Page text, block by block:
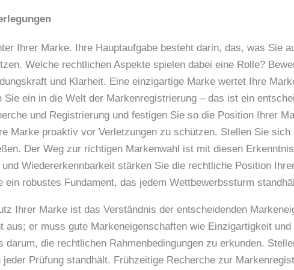
Ihrer Marke. Ihre Hauptaufgabe besteht darin, das, was Sie
Welche rechtlichen Aspekte spielen dabei eine Rolle?
und Klarheit. Eine einzigartige Marke wertet Ihre
Sie ein in die Welt der Markenregistrierung – das ist ein
und Registrierung und festigen Sie so die Position Ihrer
Marke proaktiv vor Verletzungen zu schützen. Stellen Sie
Der Weg zur richtigen Markenwahl ist mit diesen
Wiedererkennbarkeit stärken Sie die rechtliche Position
robustes Fundament, das jedem Wettbewerbssturm
Ihrer Marke ist das Verständnis der entscheidenden
aus; er muss gute Markeneigenschaften wie Einzigartigkeit
darum, die rechtlichen Rahmenbedingungen zu erkunden.
Prüfung standhält. Frühzeitige Recherche zur